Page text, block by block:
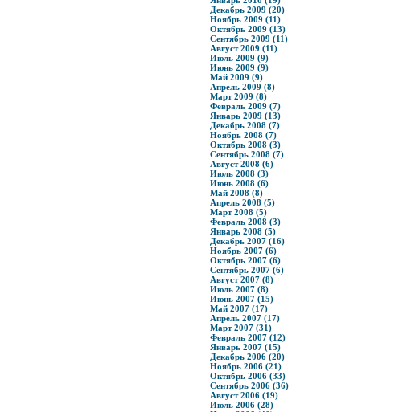
Декабрь 2009 (20)
Ноябрь 2009 (11)
Октябрь 2009 (13)
Сентябрь 2009 (11)
Август 2009 (11)
Июль 2009 (9)
Июнь 2009 (9)
Май 2009 (9)
Апрель 2009 (8)
Март 2009 (8)
Февраль 2009 (7)
Январь 2009 (13)
Декабрь 2008 (7)
Ноябрь 2008 (7)
Октябрь 2008 (3)
Сентябрь 2008 (7)
Август 2008 (6)
Июль 2008 (3)
Июнь 2008 (6)
Май 2008 (8)
Апрель 2008 (5)
Март 2008 (5)
Февраль 2008 (3)
Январь 2008 (5)
Декабрь 2007 (16)
Ноябрь 2007 (6)
Октябрь 2007 (6)
Сентябрь 2007 (6)
Август 2007 (8)
Июль 2007 (8)
Июнь 2007 (15)
Май 2007 (17)
Апрель 2007 (17)
Март 2007 (31)
Февраль 2007 (12)
Январь 2007 (15)
Декабрь 2006 (20)
Ноябрь 2006 (21)
Октябрь 2006 (33)
Сентябрь 2006 (36)
Август 2006 (19)
Июль 2006 (28)